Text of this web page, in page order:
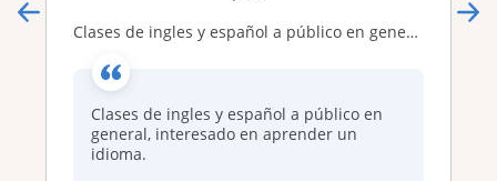
Clases de ingles y español a público en general, interesado en aprender un idioma
Clases de ingles y español a público en
general, interesado en aprender un
idioma.